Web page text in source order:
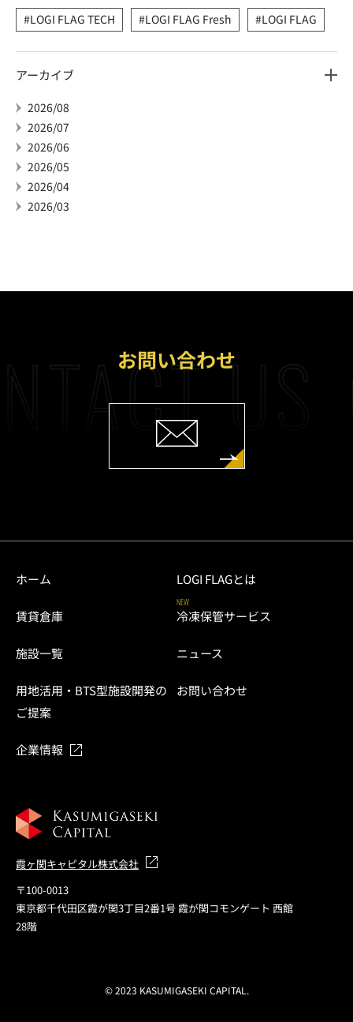
LOGI FLAG TECH
LOGI FLAG Fresh LOGI FLAG
アーカイブ
2026/08
2026/07
2026/06
2026/05
2026/04
2026/03
US
お問い合わせ
ホーム LOGI FLAGとは
賃貸倉庫
NEW
冷凍保管サービス
施設一覧 ニュース
用地活用・BTS型施設開発の
ご提案
お問い合わせ
企業情報
霞ヶ関キャピタル株式会社
〒100-0013
東京都千代田区霞が関3丁目2番1号 霞が関コモンゲート 西館
28階
© 2023 KASUMIGASEKI CAPITAL.